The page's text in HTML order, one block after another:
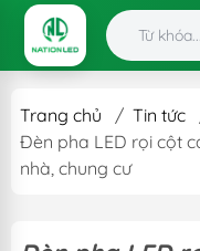
Trang chủ / Tin tức
Đèn pha LED rọi cột
nhà, chung cư